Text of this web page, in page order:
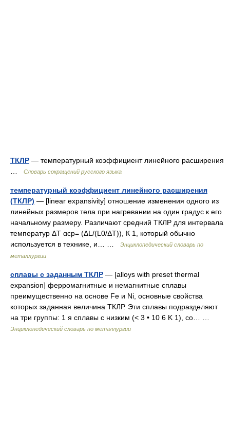
ТКЛР — температурный коэффициент линейного расширения
Словарь сокращений русского языка
температурный коэффициент линейного расширения
(ТКЛР) — [linear expansivity] отношение изменения одного из
линейных размеров тела при нагревании на один градус к его
начальному размеру. Различают средний ТКЛР для интервала
температур ΔT αср= (ΔL/(L0/ΔT)), К 1, который обычно
используется в технике, и… …
Энциклопедический словарь по
металлургии
сплавы с заданным ТКЛР — [alloys with preset thermal
expansion] ферромагнитные и немагнитные сплавы
преимущественно на основе Fe и Ni, основные свойства
которых заданная величина ТКЛР. Эти сплавы подразделяют
на три группы: 1 я сплавы с низким (< 3 • 10 6 K 1), со… …
Энциклопедический словарь по металлургии